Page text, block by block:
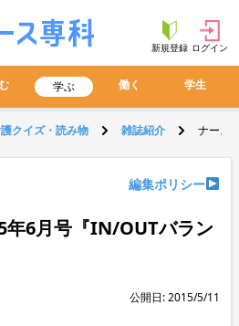
新規登録 ログイン
学ぶ 働く 学生
クイズ・読み物 雑誌紹介 ナース
編集ポリシー
年6月号『IN/OUTバラン
公開日: 2015/5/11